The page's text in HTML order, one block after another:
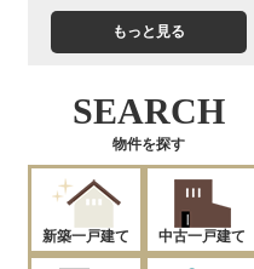
もっと見る
SEARCH
物件を探す
新築一戸建て 中古一戸建て